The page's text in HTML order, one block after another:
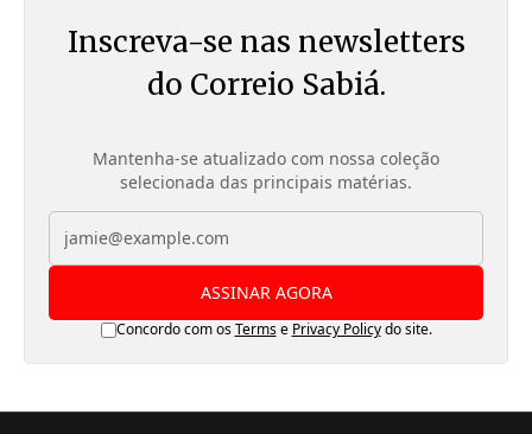
Inscreva-se nas newsletters
do Correio Sabiá.
Mantenha-se atualizado com nossa coleção
selecionada das principais matérias.
ASSINAR AGORA
Concordo com osTermse Privacy Policydo site.